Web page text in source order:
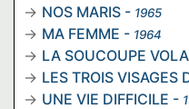
NOS MARIS - 1965
MA FEMME - 1964
LA SOUCOUPE
LES TROIS VISAGES
UNE VIE DIFFICILE -